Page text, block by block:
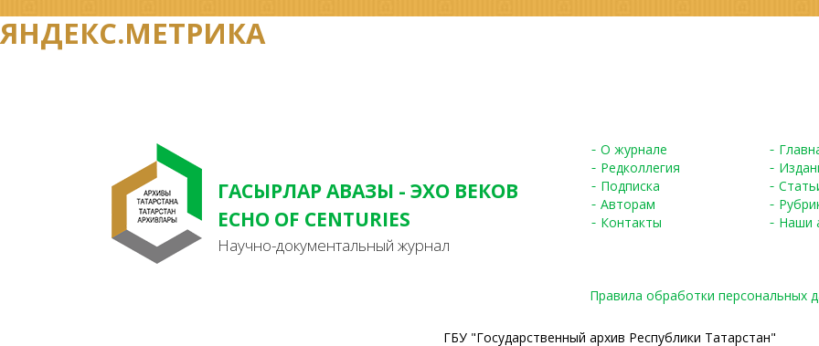
ЯНДЕКС.МЕТРИКА
ГАСЫРЛАР АВАЗЫ - ЭХО ВЕКОВ
ECHO OF CENTURIES
Научно-документальный журнал
О журнале
Редколлегия
Подписка
Авторам
Контакты
Наши
Правила обработки персональных
ГБУ "Государственный архив Республики Татарстан"